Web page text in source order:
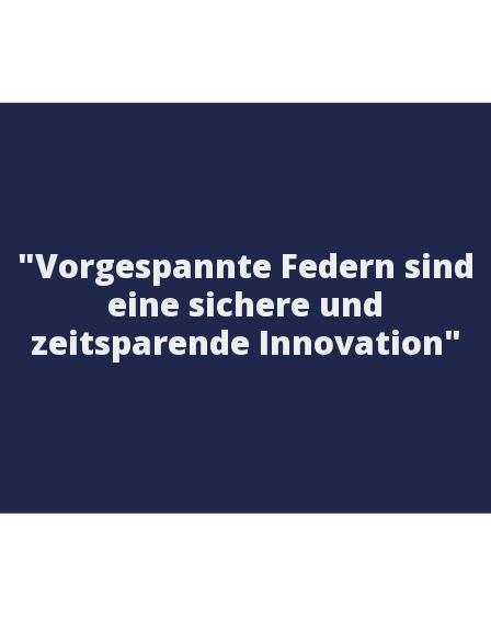
"Vorgespannte Federn sind
eine sichere und
zeitsparende Innovation"